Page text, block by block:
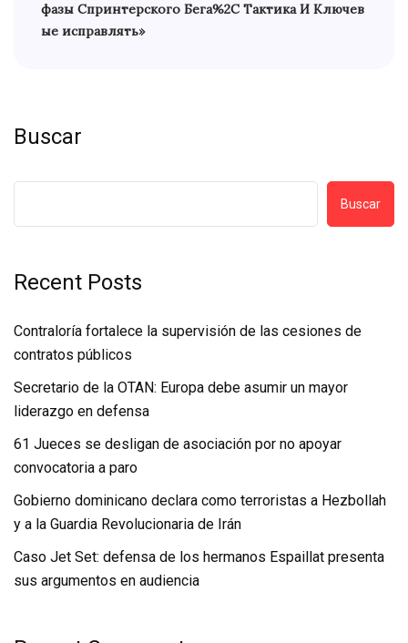
фазы Спринтерского Бега%2C Тактика И Ключев
ые исправлять»
Buscar
Buscar
Recent Posts
Contraloría fortalece la supervisión de las cesiones de
contratos públicos
Secretario de la OTAN: Europa debe asumir un mayor
liderazgo en defensa
61 Jueces se desligan de asociación por no apoyar
convocatoria a paro
Gobierno dominicano declara como terroristas a Hezbollah
y a la Guardia Revolucionaria de Irán
Caso Jet Set: defensa de los hermanos Espaillat presenta
sus argumentos en audiencia